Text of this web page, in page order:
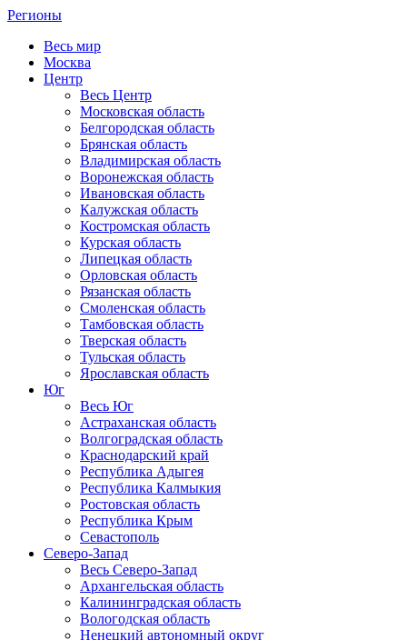
Регионы
Весь мир
Москва
Центр
Весь Центр
Московская область
Белгородская область
Брянская область
Владимирская область
Воронежская область
Ивановская область
Калужская область
Костромская область
Курская область
Липецкая область
Орловская область
Рязанская область
Смоленская область
Тамбовская область
Тверская область
Тульская область
Ярославская область
Юг
Весь Юг
Астраханская область
Волгоградская область
Краснодарский край
Республика Адыгея
Республика Калмыкия
Ростовская область
Республика Крым
Севастополь
Северо-Запад
Весь Северо-Запад
Архангельская область
Калининградская область
Вологодская область
Ненецкий автономный округ